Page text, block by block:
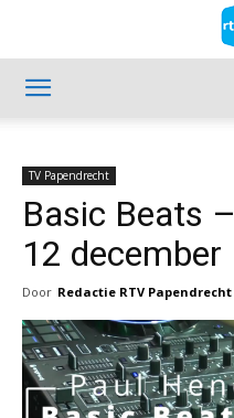
TV Papendrecht
Basic Beats
12 december
Door Redactie RTV Papendrecht